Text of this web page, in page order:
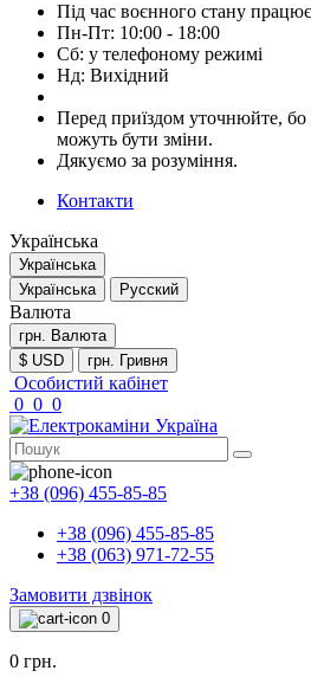
Під час воєнного стану
Пн-Пт: 10:00 - 18:00
Сб: у телефоному режимі
Нд: Вихідний
Перед приїздом уточнюйте, бо
можуть бути зміни.
Дякуємо за розуміння.
Контакти
Українська
Українська
Українська
Русский
Валюта
грн. Валюта
$ USD
грн. Гривня
Особистий кабінет
0 0 0
+38 (096) 455-85-85
+38 (096) 455-85-85
+38 (063) 971-72-55
Замовити дзвінок
0
0 грн.